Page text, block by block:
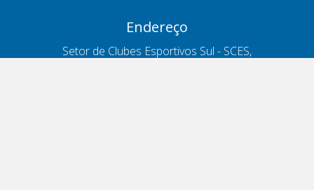
Endereço
Setor de Clubes Esportivos Sul - SCES,